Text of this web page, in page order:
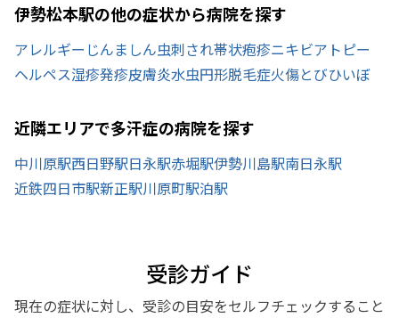
伊勢松本駅の他の症状から病院を探す
アレルギー じんましん虫刺され帯状疱疹ニキビアトピー
ヘルペス湿疹発疹皮膚炎水虫円形脱毛症火傷とびひいぼ
近隣エリアで多汗症の病院を探す
中川原駅西日野駅日永駅赤堀駅伊勢川島駅南日永駅
近鉄四日市駅新正駅川原町駅泊駅
受診ガイド
現在の症状に対し、受診の目安をセルフチェックすること